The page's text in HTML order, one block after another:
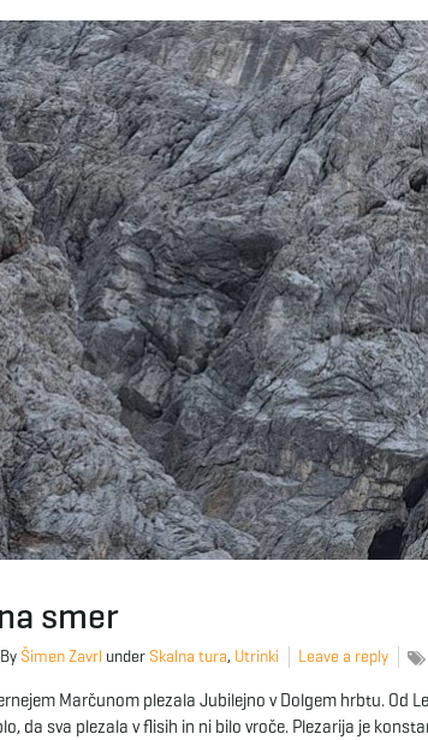
smer
By Šimen Zavrl under Skalna tura, Utrinki Leave a reply
Marčunom plezala Jubilejno v Dolgem hrbtu. Od
da sva plezala v flisih in ni bilo vroče. Plezarija je